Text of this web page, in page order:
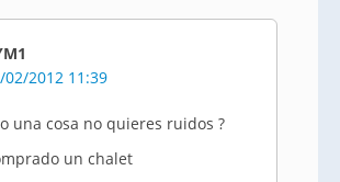
02/2012 11:39
una cosa no quieres ruidos ?
un chalet